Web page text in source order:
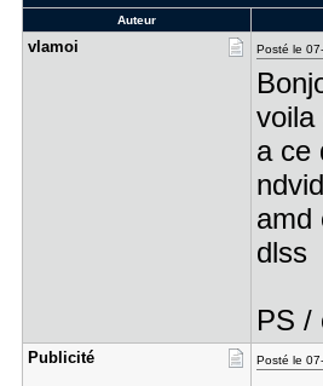
Auteur
vlamoi Posté le
voila
a ce
amd
dlss
PS /
Publicité Posté le